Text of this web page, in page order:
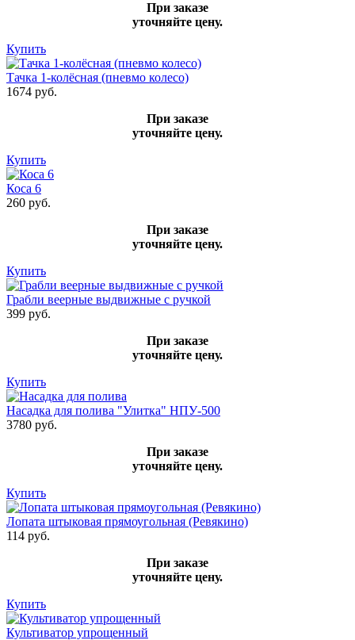
При заказе
уточняйте цену.
Купить
Тачка 1-колёсная (пневмо колесо)
1674 руб.
При заказе
уточняйте цену.
Купить
Коса 6
260 руб.
При заказе
уточняйте цену.
Купить
Грабли веерные выдвижные с ручкой
399 руб.
При заказе
уточняйте цену.
Купить
Насадка для полива "Улитка" НПУ-500
3780 руб.
При заказе
уточняйте цену.
Купить
Лопата штыковая прямоугольная (Ревякино)
114 руб.
При заказе
уточняйте цену.
Купить
Культиватор упрощенный